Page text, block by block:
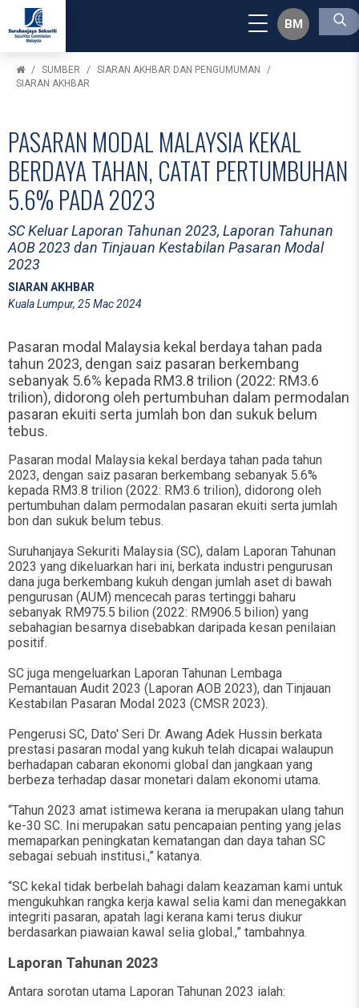
BM
SUMBER
SIARAN AKHBAR DAN PENGUMUMAN
SIARAN AKHBAR
PASARAN MODAL MALAYSIA KEKAL
BERDAYA TAHAN, CATAT PERTUMBUHAN
5.6% PADA 2023
SC Keluar Laporan Tahunan 2023, Laporan Tahunan
AOB 2023 dan Tinjauan Kestabilan Pasaran Modal
2023
SIARAN AKHBAR
Kuala Lumpur, 25 Mac 2024
Pasaran modal Malaysia kekal berdaya tahan pada
tahun 2023, dengan saiz pasaran berkembang
sebanyak 5.6% kepada RM3.8 trilion (2022: RM3.6
trilion), didorong oleh pertumbuhan dalam permodalan
pasaran ekuiti serta jumlah bon dan sukuk belum
tebus.
Pasaran modal Malaysia kekal berdaya tahan pada tahun
2023, dengan saiz pasaran berkembang sebanyak 5.6%
kepada RM3.8 trilion (2022: RM3.6 trilion), didorong oleh
pertumbuhan dalam permodalan pasaran ekuiti serta jumlah
bon dan sukuk belum tebus.
Suruhanjaya Sekuriti Malaysia (SC), dalam Laporan Tahunan
2023 yang dikeluarkan hari ini, berkata industri pengurusan
dana juga berkembang kukuh dengan jumlah aset di bawah
pengurusan (AUM) mencecah paras tertinggi baharu
sebanyak RM975.5 bilion (2022: RM906.5 bilion) yang
sebahagian besarnya disebabkan daripada kesan penilaian
positif.
SC juga mengeluarkan Laporan Tahunan Lembaga
Pemantauan Audit 2023 (Laporan AOB 2023), dan Tinjauan
Kestabilan Pasaran Modal 2023 (CMSR 2023).
Pengerusi SC, Dato' Seri Dr. Awang Adek Hussin berkata
prestasi pasaran modal yang kukuh telah dicapai walaupun
berhadapan cabaran ekonomi global dan jangkaan yang
berbeza terhadap dasar monetari dalam ekonomi utama.
“Tahun 2023 amat istimewa kerana ia merupakan ulang tahun
ke-30 SC. Ini merupakan satu pencapaian penting yang jelas
memaparkan peningkatan kematangan dan daya tahan SC
sebagai sebuah institusi.,” katanya.
“SC kekal tidak berbelah bahagi dalam keazaman kami untuk
mengukuhkan rangka kerja kawal selia kami dan menegakkan
integriti pasaran, apatah lagi kerana kami terus diukur
berdasarkan piawaian kawal selia global.,” tambahnya.
Laporan Tahunan 2023
Antara sorotan utama Laporan Tahunan 2023 ialah: